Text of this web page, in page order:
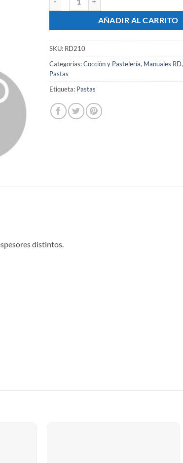
AÑADIR AL CARRITO
SKU: RD210
Categorías:Cocción y Pastelería, Manuales RD,
Pastas
Etiqueta: Pastas
distintos.